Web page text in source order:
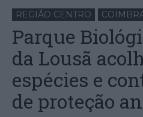
REGIÃO CENTRO
Parque
da Lousã
espécies e
de proteção